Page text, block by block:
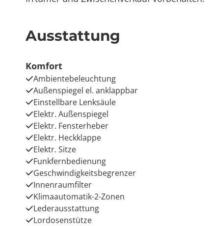
Ausstattung
Komfort
Ambientebeleuchtung
Außenspiegel el. anklappbar
Einstellbare Lenksäule
Elektr. Außenspiegel
Elektr. Fensterheber
Elektr. Heckklappe
Elektr. Sitze
Funkfernbedienung
Geschwindigkeitsbegrenzer
Innenraumfilter
Klimaautomatik-2-Zonen
Lederausstattung
Lordosenstütze